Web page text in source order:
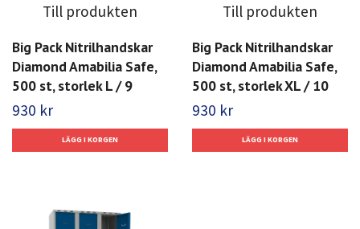
Till produkten
Big Pack Nitrilhandskar
Diamond Amabilia Safe,
500 st, storlek L / 9
930 kr
Till produkten
Big Pack Nitrilhandskar
Diamond Amabilia Safe,
500 st, storlek XL / 10
930 kr